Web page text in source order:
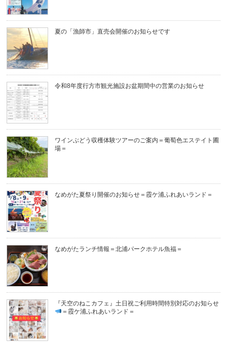
夏の「漁師市」直売会開催のお知らせです
令和8年度行方市観光施設お盆期間中の営業のお知らせ
ワインぶどう収穫体験ツアーのご案内＝葡萄色エステイト圃
場＝
なめがた夏祭り開催のお知らせ＝霞ケ浦ふれあいランド＝
なめがたランチ情報＝北浦パークホテル魚福＝
『天空のねこカフェ』土日祝ご利用時間特別対応のお知らせ
＝霞ケ浦ふれあいランド＝